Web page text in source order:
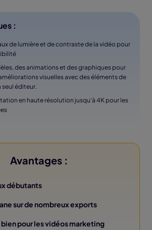
:
de lumière et de contraste de la vidéo pour
des animations et des graphiques pour
visuelles avec des éléments de
seul éditeur.
en haute résolution jusqu'à 4K pour les
Avantages :
débutants
sur de nombreux exports
pour les vidéos marketing